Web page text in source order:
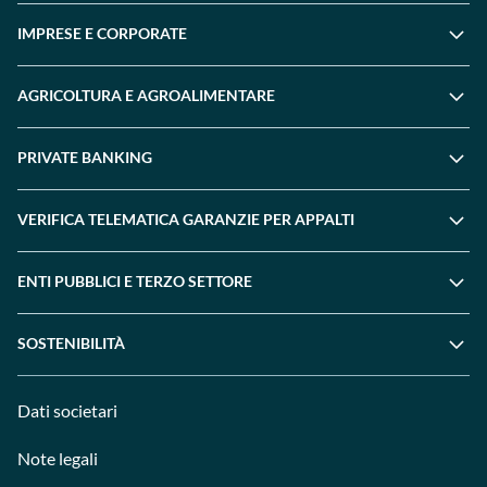
IMPRESE E CORPORATE
AGRICOLTURA E AGROALIMENTARE
PRIVATE BANKING
VERIFICA TELEMATICA GARANZIE PER APPALTI
ENTI PUBBLICI E TERZO SETTORE
SOSTENIBILITÀ
Dati societari
Note legali